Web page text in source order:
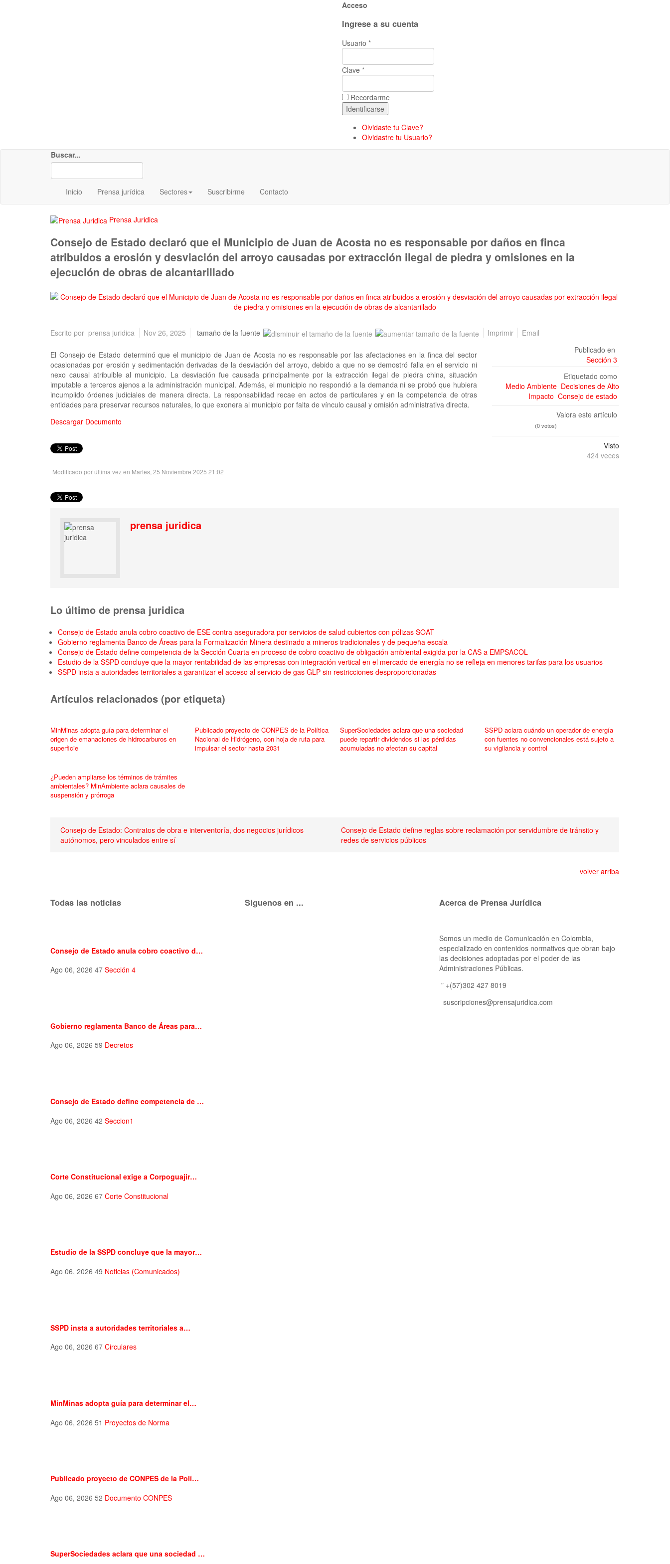
Acceso
Ingrese a su cuenta
Usuario *
Clave *
Recordarme
Olvidaste tu Clave?
Olvidastre tu Usuario?
Buscar...
Inicio Prensa jurídica Sectores Suscribirme Contacto
Prensa Juridica
Consejo de Estado declaró que el Municipio de Juan de Acosta no es responsable por daños en finca
atribuidos a erosión y desviación del arroyo causadas por extracción ilegal de piedra y omisiones en la
ejecución de obras de alcantarillado
Escrito por prensa juridica Nov 26, 2025 tamaño de la fuente Imprimir
Email
Publicado en
Sección 3
Etiquetado como
Medio Ambiente Decisiones de Alto
Impacto Consejo de estado
Valora este artículo
1
2
3
4
5 (0 votos)
Visto
424 veces
El Consejo de Estado determinó que el municipio de Juan de Acosta no es responsable por las afectaciones en la finca del sector
ocasionadas por erosión y sedimentación derivadas de la desviación del arroyo, debido a que no se demostró falla en el servicio ni
nexo causal atribuible al municipio. La desviación fue causada principalmente por la extracción ilegal de piedra china, situación
imputable a terceros ajenos a la administración municipal. Además, el municipio no respondió a la demanda ni se probó que hubiera
incumplido órdenes judiciales de manera directa. La responsabilidad recae en actos de particulares y en la competencia de otras
entidades para preservar recursos naturales, lo que exonera al municipio por falta de vínculo causal y omisión administrativa directa.
Descargar Documento
Modificado por última vez en Martes, 25 Noviembre 2025 21:02
prensa juridica
Lo último de prensa juridica
Consejo de Estado anula cobro coactivo de ESE contra aseguradora por servicios de salud cubiertos con pólizas SOAT
Gobierno reglamenta Banco de Áreas para la Formalización Minera destinado a mineros tradicionales y de pequeña escala
Consejo de Estado define competencia de la Sección Cuarta en proceso de cobro coactivo de obligación ambiental exigida por la CAS a EMPSACOL
Estudio de la SSPD concluye que la mayor rentabilidad de las empresas con integración vertical en el mercado de energía no se refleja en menores tarifas para los usuarios
SSPD insta a autoridades territoriales a garantizar el acceso al servicio de gas GLP sin restricciones desproporcionadas
Artículos relacionados (por etiqueta)
MinMinas adopta guía para determinar el
origen de emanaciones de hidrocarburos en
superficie
Publicado proyecto de CONPES de la Política
Nacional de Hidrógeno, con hoja de ruta para
impulsar el sector hasta 2031
SuperSociedades aclara que una sociedad
puede repartir dividendos si las pérdidas
acumuladas no afectan su capital
SSPD aclara cuándo un operador de energía
con fuentes no convencionales está sujeto a
su vigilancia y control
¿Pueden ampliarse los términos de trámites
ambientales? MinAmbiente aclara causales de
suspensión y prórroga
Consejo de Estado: Contratos de obra e interventoría, dos negocios jurídicos
autónomos, pero vinculados entre sí
Consejo de Estado define reglas sobre reclamación por servidumbre de tránsito y
redes de servicios públicos
volver arriba
Todas las noticias
Consejo de Estado anula cobro coactivo d…
Ago 06, 2026 47 Sección 4
Gobierno reglamenta Banco de Áreas para…
Ago 06, 2026 59 Decretos
Consejo de Estado define competencia de …
Ago 06, 2026 42 Seccion1
Corte Constitucional exige a Corpoguajir…
Ago 06, 2026 67 Corte Constitucional
Estudio de la SSPD concluye que la mayor…
Ago 06, 2026 49 Noticias (Comunicados)
SSPD insta a autoridades territoriales a…
Ago 06, 2026 67 Circulares
MinMinas adopta guía para determinar el…
Ago 06, 2026 51 Proyectos de Norma
Publicado proyecto de CONPES de la Polí…
Ago 06, 2026 52 Documento CONPES
SuperSociedades aclara que una sociedad …
Siguenos en ... Acerca de Prensa Jurídica
Somos un medio de Comunicación en Colombia,
especializado en contenidos normativos que obran bajo
las decisiones adoptadas por el poder de las
Administraciones Públicas.
" +(57)302 427 8019
suscripciones@prensajuridica.com